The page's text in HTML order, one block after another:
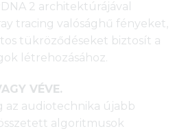
2 architektúrájával
tracing valósághű fényeket,
tükröződéseket biztosít a
létrehozásához.
VÉVE.
az audiotechnika újabb
algoritmusok